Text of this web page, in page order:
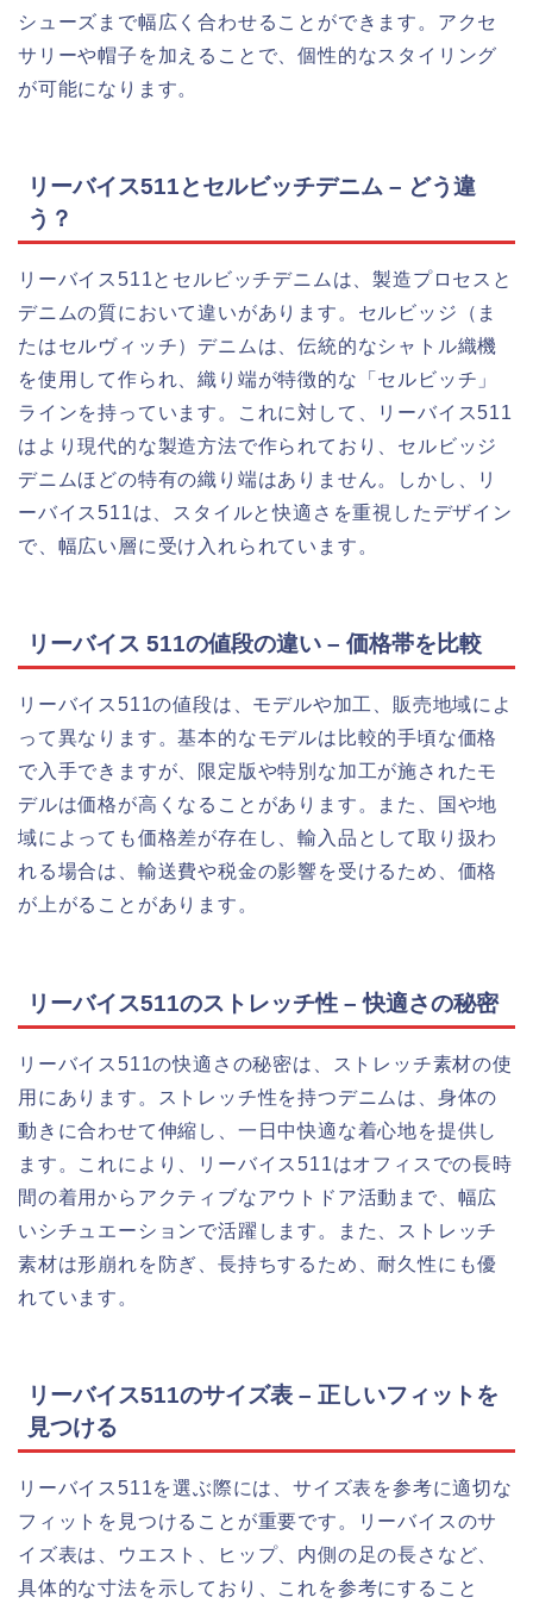
シューズまで幅広く合わせることができます。アクセ
サリーや帽子を加えることで、個性的なスタイリング
が可能になります。
リーバイス511とセルビッチデニム – どう違
う？
リーバイス511とセルビッチデニムは、製造プロセスと
デニムの質において違いがあります。セルビッジ（ま
たはセルヴィッチ）デニムは、伝統的なシャトル織機
を使用して作られ、織り端が特徴的な「セルビッチ」
ラインを持っています。これに対して、リーバイス511
はより現代的な製造方法で作られており、セルビッジ
デニムほどの特有の織り端はありません。しかし、リ
ーバイス511は、スタイルと快適さを重視したデザイン
で、幅広い層に受け入れられています。
リーバイス 511の値段の違い – 価格帯を比較
リーバイス511の値段は、モデルや加工、販売地域によ
って異なります。基本的なモデルは比較的手頃な価格
で入手できますが、限定版や特別な加工が施されたモ
デルは価格が高くなることがあります。また、国や地
域によっても価格差が存在し、輸入品として取り扱わ
れる場合は、輸送費や税金の影響を受けるため、価格
が上がることがあります。
リーバイス511のストレッチ性 – 快適さの秘密
リーバイス511の快適さの秘密は、ストレッチ素材の使
用にあります。ストレッチ性を持つデニムは、身体の
動きに合わせて伸縮し、一日中快適な着心地を提供し
ます。これにより、リーバイス511はオフィスでの長時
間の着用からアクティブなアウトドア活動まで、幅広
いシチュエーションで活躍します。また、ストレッチ
素材は形崩れを防ぎ、長持ちするため、耐久性にも優
れています。
リーバイス511のサイズ表 – 正しいフィットを
見つける
リーバイス511を選ぶ際には、サイズ表を参考に適切な
フィットを見つけることが重要です。リーバイスのサ
イズ表は、ウエスト、ヒップ、内側の足の長さなど、
具体的な寸法を示しており、これを参考にすること